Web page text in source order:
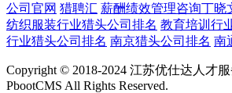
公司官网 猎聘汇 薪酬绩效管理咨询丁晓
纺织服装行业猎头公司排名 教育培训行
行业猎头公司排名 南京猎头公司排名 南
Copyright © 2018-2024 江苏优仕达人才
PbootCMS All Rights Reserved.